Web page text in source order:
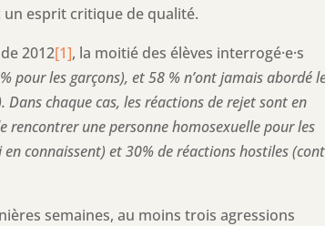
un esprit critique de qualité.
2012[1], la moitié des élèves interrogé·e·s
pour les garçons), et 58 % n’ont jamais abordé
chaque cas, les réactions de rejet sont en
rencontrer une personne homosexuelle pour les
connaissent) et 30% de réactions hostiles
semaines, au moins trois agressions